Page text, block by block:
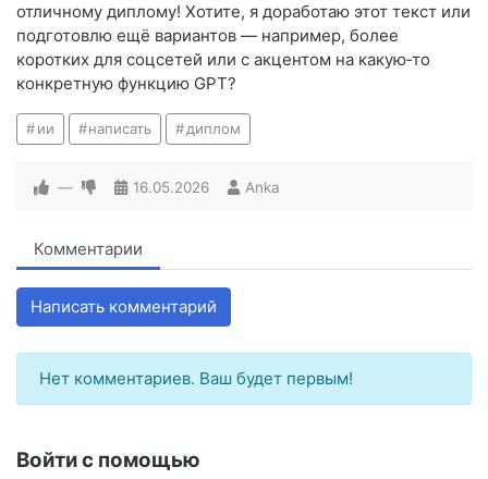
отличному диплому! Хотите, я доработаю этот текст или
подготовлю ещё вариантов — например, более
коротких для соцсетей или с акцентом на какую‑то
конкретную функцию GPT?
ии написать диплом
— 16.05.2026 Anka
Комментарии
Написать комментарий
Нет комментариев. Ваш будет первым!
Войти с помощью